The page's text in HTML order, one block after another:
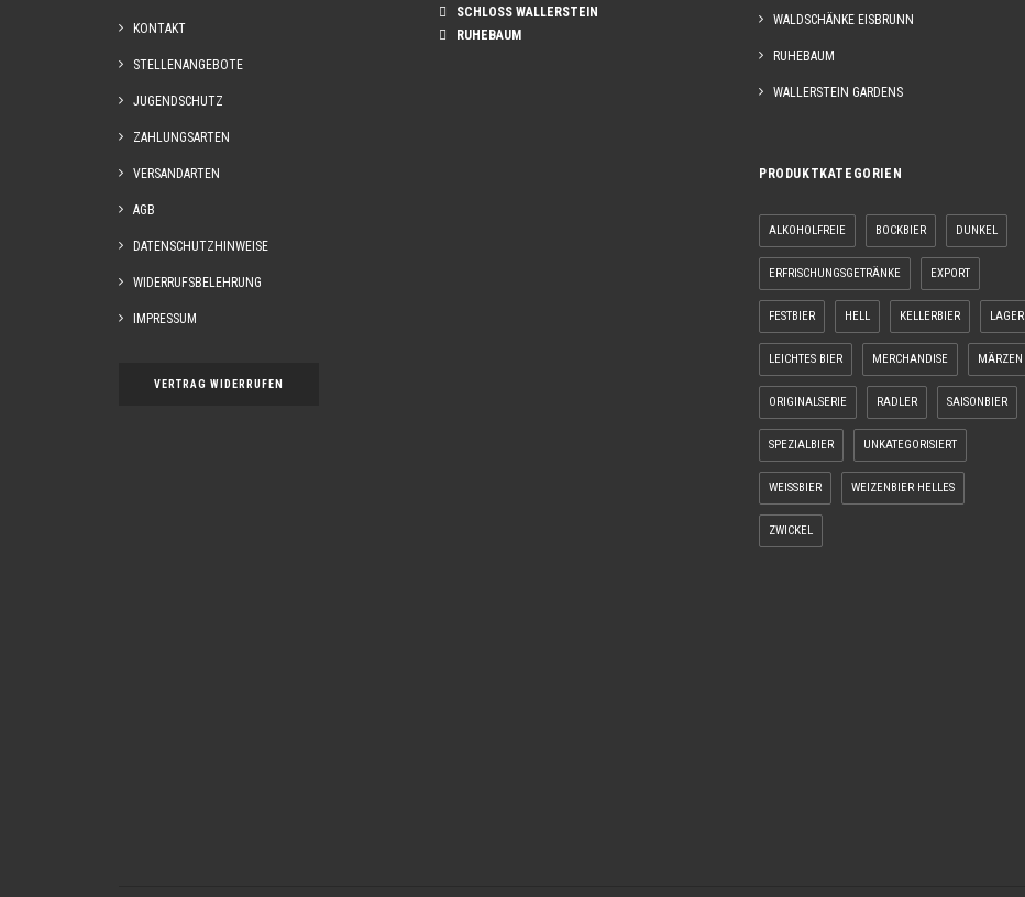
KONTAKT
STELLENANGEBOTE
JUGENDSCHUTZ
ZAHLUNGSARTEN
VERSANDARTEN
AGB
DATENSCHUTZHINWEISE
WIDERRUFSBELEHRUNG
IMPRESSUM
VERTRAG WIDERRUFEN
SCHLOSS WALLERSTEIN
RUHEBAUM
WALDSCHÄNKE EISBRUNN
RUHEBAUM
WALLERSTEIN GARDENS
PRODUKTKATEGORIEN
ALKOHOLFREIE BOCKBIER DUNKEL
ERFRISCHUNGSGETRÄNKE EXPORT
FESTBIER HELL KELLERBIER LAGER
LEICHTES BIER MERCHANDISE MÄRZEN
ORIGINALSERIE RADLER SAISONBIER
SPEZIALBIER UNKATEGORISIERT
WEISSBIER WEIZENBIER HELLES
ZWICKEL